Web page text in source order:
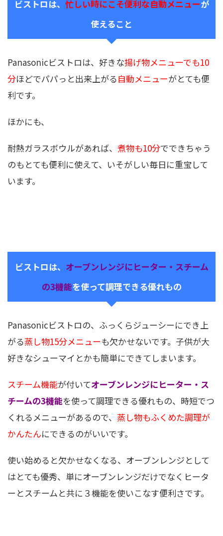
ビストロは、 忙しい時にこそ便利な自動メニューが
使えること
Panasonicビストロは、好きな揚げ物メニューでも10
分ほどでパパっと出来上がる自動メニューがとても便
利です。
ほかにも、
耐熱ガラスボウルがあれば、 煮物も10分でできちゃう
のもとても便利に使えて、いそがしい毎日に重宝して
います。
ビストロは、 オーブンレンジにヒーター・スチーム
の3機能を使って調理できる優れもの
Panasonicビストロの、ふっくらジューシーにでき上
がる蒸し物15分メニューも欠かせないです。子供が大
好きなシューマイとかも簡単にできてしまいます。
スチーム機能が付いてオーブンレンジにヒーター・ス
チームの3機能を使って調理できる優れもの、時短でつ
くれるメニューがあるので、 蒸し物もふくめた調理が
かんたんにできるのがいいです。
使い始めると欠かせなくなる、オーブンレンジとして
はとても優秀、単にオーブンレンジだけでなくヒータ
ーとスチームと共に３機能を使いこなす便利さです。